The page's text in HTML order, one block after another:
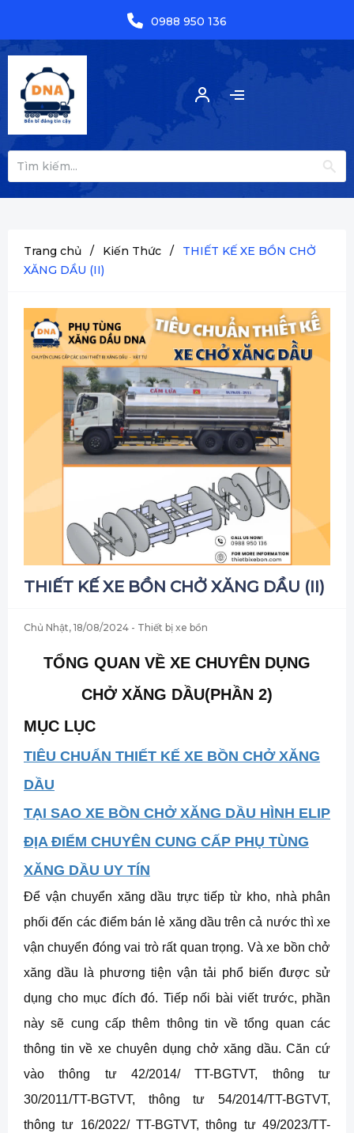
0988 950 136
Trang chủ / Kiến Thức /
THIẾT KẾ XE BỒN CHỞ
XĂNG DẦU (II)
THIẾT KẾ XE BỒN CHỞ XĂNG DẦU (II)
Chủ Nhật, 18/08/2024 - Thiết bị xe bồn
TỔNG QUAN VỀ XE CHUYÊN DỤNG
CHỞ XĂNG DẦU(PHẦN 2)
MỤC LỤC
TIÊU CHUẨN THIẾT KẾ XE BỒN CHỞ XĂNG
DẦU
TẠI SAO XE BỒN CHỞ XĂNG DẦU HÌNH ELIP
ĐỊA ĐIỂM CHUYÊN CUNG CẤP PHỤ TÙNG
XĂNG DẦU UY TÍN
Để vận chuyển xăng dầu trực tiếp từ kho, nhà phân
phối đến các điểm bán lẻ xăng dầu trên cả nước thì xe
vận chuyển đóng vai trò rất quan trọng. Và xe bồn chở
xăng dầu là phương tiện vận tải phổ biến được sử
dụng cho mục đích đó. Tiếp nối bài viết trước, phần
này sẽ cung cấp thêm thông tin về tổng quan các
thông tin về xe chuyên dụng chở xăng dầu. Căn cứ
vào thông tư 42/2014/ TT-BGTVT, thông tư
30/2011/TT-BGTVT, thông tư 54/2014/TT-BGTVT,
thông tư 16/2022/ TT-BGTVT, thông tư 49/2023/TT-